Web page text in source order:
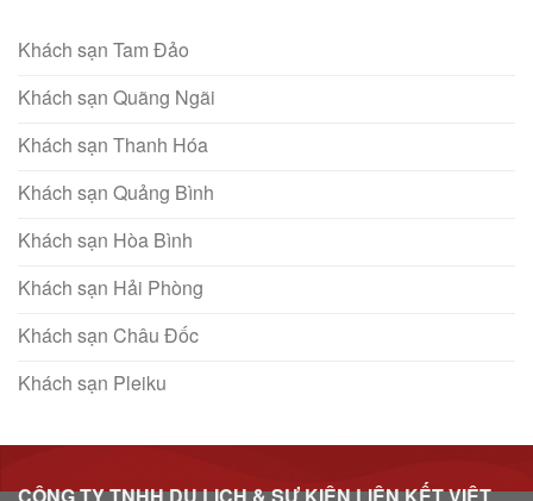
Khách sạn Tam Đảo
Khách sạn Quãng Ngãi
Khách sạn Thanh Hóa
Khách sạn Quảng Bình
Khách sạn Hòa Bình
Khách sạn Hải Phòng
Khách sạn Châu Đốc
Khách sạn Pleiku